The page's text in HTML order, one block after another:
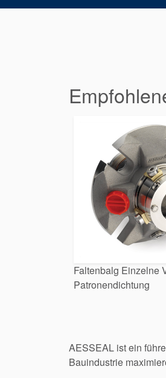
Faltenbalg Einzelne
Patronendichtung
AESSEAL ist ein
Bauindustrie